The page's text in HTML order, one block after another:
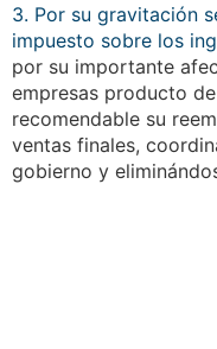
3. Por su gravitación
impuesto sobre los
por su importante
empresas producto
recomendable su
ventas finales,
gobierno y